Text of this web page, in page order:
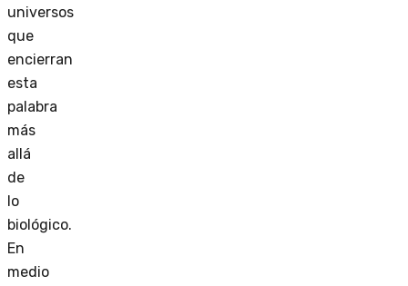
universos
que
encierran
esta
palabra
más
allá
de
lo
biológico.
En
medio